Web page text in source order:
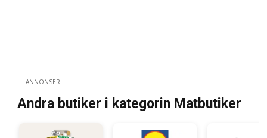
ANNONSER
Andra butiker i kategorin Matbutiker